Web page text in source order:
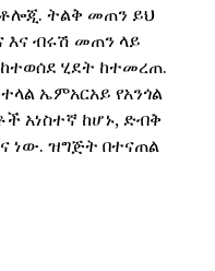
ትልቅ መጠን ይህ
እና ብሩሽ መጠን ላይ
ሂደት ከተመረጠ.
ኤምአርአይ የአንጎል
አነስተኛ ከሆኑ, ድብቅ
ነው. ዝግጅት በተናጠል